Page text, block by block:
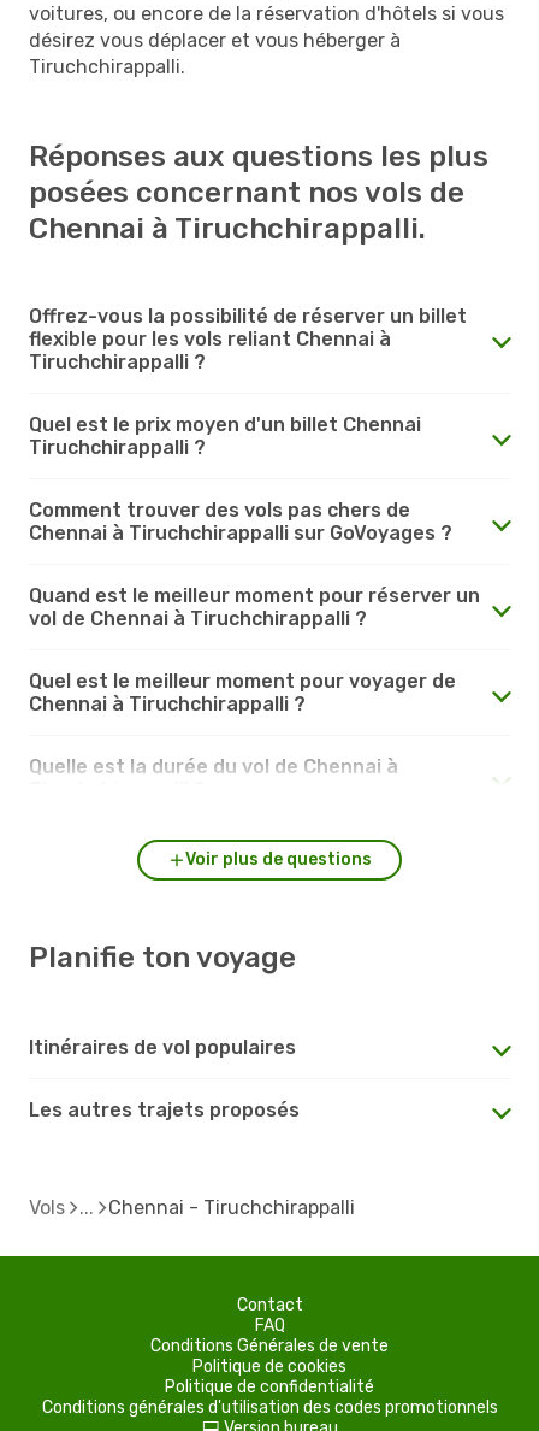
voitures, ou encore de la réservation d'hôtels si vous
désirez vous déplacer et vous héberger à
Tiruchchirappalli.
Réponses aux questions les plus
posées concernant nos vols de
Chennai à Tiruchchirappalli.
Offrez-vous la possibilité de réserver un billet
flexible pour les vols reliant Chennai à
Tiruchchirappalli ?
Quel est le prix moyen d'un billet Chennai
Tiruchchirappalli ?
Comment trouver des vols pas chers de
Chennai à Tiruchchirappalli sur GoVoyages ?
Quand est le meilleur moment pour réserver un
vol de Chennai à Tiruchchirappalli ?
Quel est le meilleur moment pour voyager de
Chennai à Tiruchchirappalli ?
Quelle est la durée du vol de Chennai à
Voir plus de questions
Planifie ton voyage
Itinéraires de vol populaires
Les autres trajets proposés
Vols Chennai - Tiruchchirappalli
Contact
FAQ
Conditions Générales de vente
Politique de cookies
Politique de confidentialité
Conditions générales d'utilisation des codes promotionnels